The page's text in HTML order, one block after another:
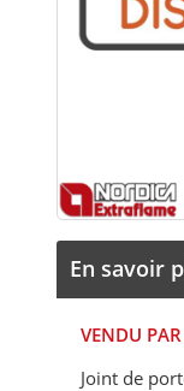
En savoir
VENDU
Joint de